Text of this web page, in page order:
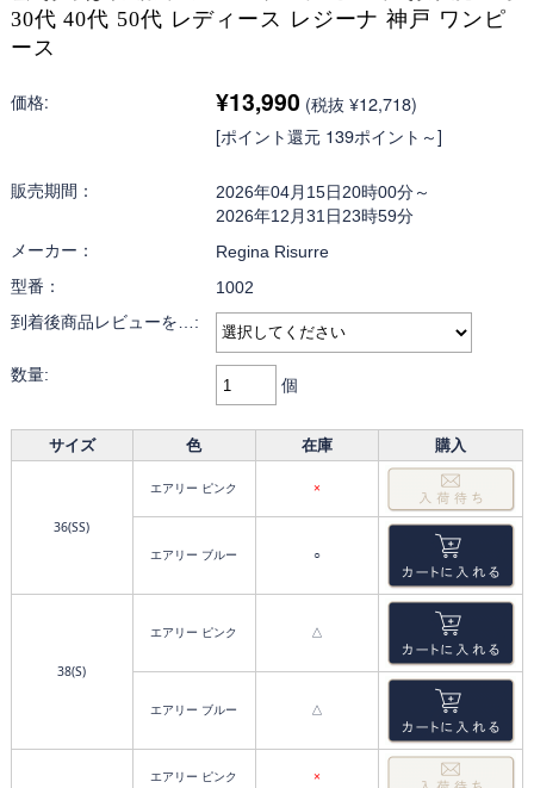
30代 40代 50代 レディース レジーナ 神戸 ワンピ
ース
価格: ¥13,990 (税抜 ¥12,718)
[ポイント還元 139ポイント～]
販売期間：
2026年04月15日20時00分～
2026年12月31日23時59分
メーカー：
Regina Risurre
型番：
1002
到着後商品レビューを…:
数量:
個
サイズ 色 在庫 購入
36(SS)
エアリー ピンク ×
エアリー ブルー ○
38(S)
エアリー ピンク △
エアリー ブルー △
エアリー ピンク ×